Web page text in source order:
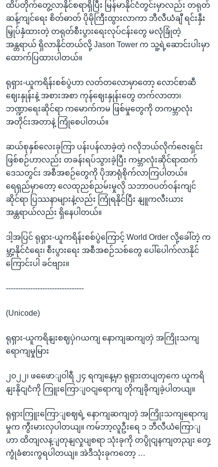
ထိပ်တိုက်တွေ့လာနိုင်စရာရှိပြီး မြန်မာနိုင်ငံတွင်းမှာလည်း တရုတ်
ဆန့်ကျင်ရေး စိတ်ဓာတ် ပိုမိုကြီးထွားလာကာ ဘီလီယံချီ ရင်းနှီး
မြှုပ်နှံထားတဲ့ တရုတ်စီးပွားရေးလုပ်ငန်းတွေ မလုံခြုံတဲ့
အန္တရာယ် ရှိလာနိုင်တယ်လို့ Jason Tower က သူ့ရဲ့ဆောင်းပါးမှာ
ထောက်ပြထားပါတယ်။
ရုရှား-ယူကရိန်းစစ်ပွဲဟာ လတ်တလောမှာတော့ လောင်စာဆီ
ဈေးနှုန်းနဲ့ အစားအစာ ကုန်ဈေးနှုန်းတွေ တက်လာတာ၊
ဘဏ္ဍာရေးဆိုင်ရာ ကမောက်ကမ ဖြစ်မှုတွေကို တကမ္ဘာလုံး
အတိုင်းအတာနဲ့ ကြုံစေပါတယ်။
ဆယ်စုနှစ်လေးခုကြာ ပန်းပန်လာခဲ့တဲ့ ဂလိုဘယ်လိုက်ဇေးရှင်း
ဖြစ်စဉ်ဟာလည်း တခန်းရပ်သွားခဲ့ပြီး ကမ္ဘာလုံးဆိုင်ရာထက်
ဒေသတွင်း အစီအစဉ်တွေကို ပိုအာရုံစိုက်လာကြပါတယ်။
ရေရှည်မှာတော့ လေထုညစ်ညမ်းမှုလို သဘာဝပတ်ဝန်းကျင်
ဆိုင်ရာ ပြဿနာများနဲ့လည်း ကြုံရနိုင်ပြီး နျူကလီးယား
အန္တရာယ်လည်း ရှိနေပါတယ်။
ဒါ့အပြင် ရုရှား-ယူကရိန်းစစ်ပွဲကြောင့် World Order လို့ခေါ်တဲ့ က
မ္ဘာ့နိုင်ငံရေး၊ စီးပွားရေး အစီအစဉ်သစ်တွေ ပေါ်ပေါက်လာနိုင်
ကြောင်းပါ ခင်ဗျား။
--------------------------------
(Unicode)
ရုရှား-ယူကရိနျးစဈပှဲဂယကျ နောကျဆကျတှဲ အကြိုးသကျ
ရောကျမှုမြား
၂၀၂၂၊ ဖဖေောျဝါရီ ၂၄ ရကျနေ့မှာ ရုရှားတပျတှကေ ယူကရိ
နျးနိုငျငံကို ကြူးကြောျဝငျရောကျ တိုကျခိုကျခဲ့ပါတယျ။
ရုရှားကြူးကြောျစဈရဲ့ နောကျဆကျတှဲ အကြိုးသကျရောကျ
မှုက ကွီးမားလှပါတယျ။ ကမ်ဘာ့လူဦးရေ ၁ ဘီလီယံကြောျ
ဟာ ထိတျလန့ျတုနျလှုပျစရာ သုံးခုကို တပွိုငျနကျတညျး တှေ့
ကွုံခံစားကွရပါတယျ။ အဲဒီသုံးခုကတော့ …